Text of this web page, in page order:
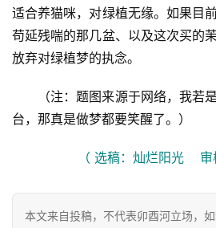
适合养猫咪，对绿植无缘。如果目
苟延残喘的那几盆、以及这次买的
放弃对绿植梦的执念。
（注：题图来源于网络，我若
台，那真是做梦都要笑醒了。）
（ 选稿：灿烂阳光
本文来自投稿，不代表卯酉河立场，如